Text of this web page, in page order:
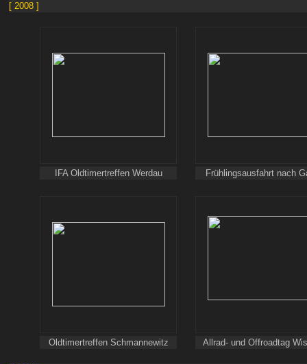
[ 2008 ]
IFA Oldtimertreffen Werdau Frühlingsausfahrt nach
Oldtimertreffen Schmannewitz Allrad- und Offroadtag